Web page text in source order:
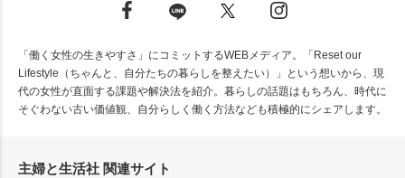
「働く女性の生きやすさ」にコミットするWEBメディア。「Reset our
Lifestyle（ちゃんと、自分たちの暮らしを整えたい）」という想いから、現
代の女性が直面する課題や解決法を紹介。暮らしの話題はもちろん、時代に
そぐわない古い価値観、自分らしく働く方法なども積極的にシェアします。
主婦と生活社 関連サイト